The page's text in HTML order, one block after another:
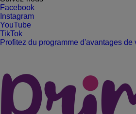
Facebook
Instagram
YouTube
TikTok
Profitez du programme d'avantages de